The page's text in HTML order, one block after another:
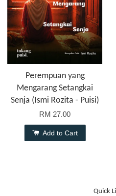
Perempuan yang
Mengarang Setangkai
Senja (Ismi Rozita - Puisi)
RM 27.00
Add to Cart
Quick